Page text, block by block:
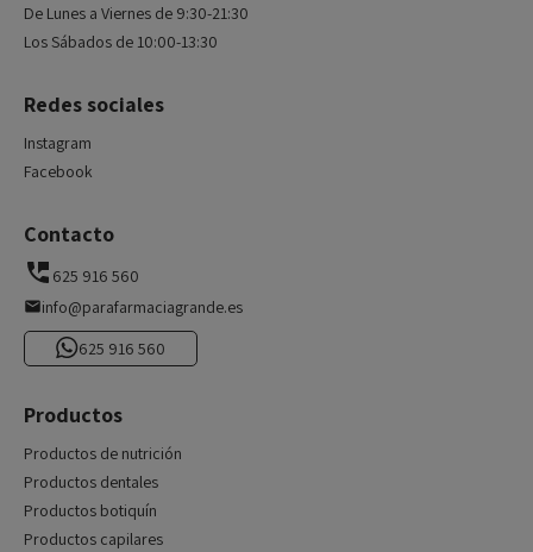
De Lunes a Viernes de 9:30-21:30
Los Sábados de 10:00-13:30
Redes sociales
Instagram
Facebook
Contacto
625 916 560
info@parafarmaciagrande.es
625 916 560
Productos
Productos de nutrición
Productos dentales
Productos botiquín
Productos capilares